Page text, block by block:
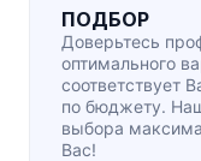
ПОДБОР
Доверьтесь
оптимального
соответствует
по бюджету.
выбора
Вас!